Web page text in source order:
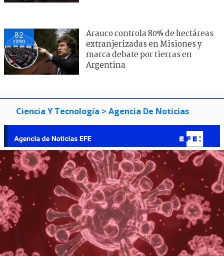
82
visitas
Arauco controla 80% de hectáreas
extranjerizadas en Misiones y
marca debate por tierras en
Argentina
Ciencia Y Tecnología > Agencia De Noticias